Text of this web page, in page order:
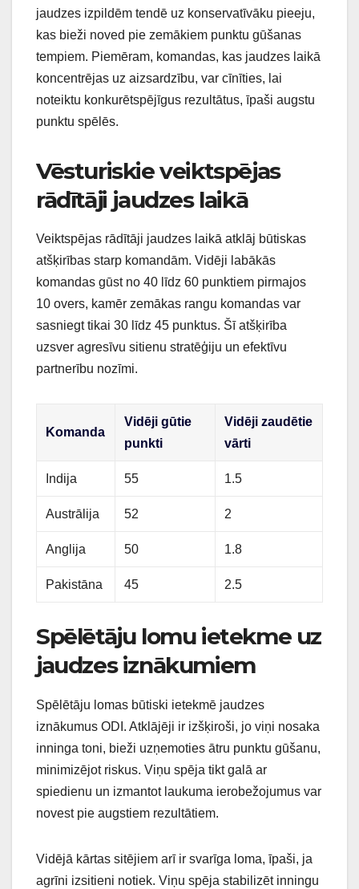
jaudzes izpildēm tendē uz konservatīvāku pieeju,
kas bieži noved pie zemākiem punktu gūšanas
tempiem. Piemēram, komandas, kas jaudzes laikā
koncentrējas uz aizsardzību, var cīnīties, lai
noteiktu konkurētspējīgus rezultātus, īpaši augstu
punktu spēlēs.
Vēsturiskie veiktspējas
rādītāji jaudzes laikā
Veiktspējas rādītāji jaudzes laikā atklāj būtiskas
atšķirības starp komandām. Vidēji labākās
komandas gūst no 40 līdz 60 punktiem pirmajos
10 overs, kamēr zemākas rangu komandas var
sasniegt tikai 30 līdz 45 punktus. Šī atšķirība
uzsver agresīvu sitienu stratēģiju un efektīvu
partnerību nozīmi.
Komanda
Vidēji gūtie
punkti
Vidēji zaudētie
vārti
Indija 55 1.5
Austrālija 52 2
Anglija 50 1.8
Pakistāna 45 2.5
Spēlētāju lomu ietekme uz
jaudzes iznākumiem
Spēlētāju lomas būtiski ietekmē jaudzes
iznākumus ODI. Atklājēji ir izšķiroši, jo viņi nosaka
inninga toni, bieži uzņemoties ātru punktu gūšanu,
minimizējot riskus. Viņu spēja tikt galā ar
spiedienu un izmantot laukuma ierobežojumus var
novest pie augstiem rezultātiem.
Vidējā kārtas sitējiem arī ir svarīga loma, īpaši, ja
agrīni izsitieni notiek. Viņu spēja stabilizēt inningu